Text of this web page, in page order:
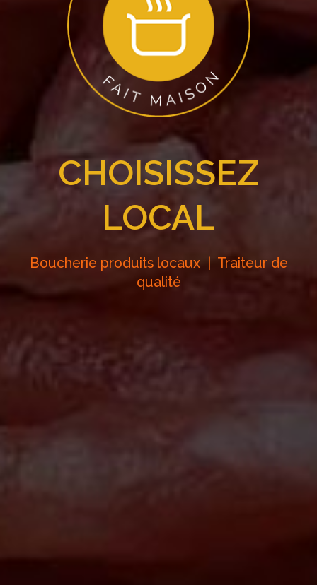
CHOISISSEZ
LOCAL
Boucherie produits locaux | Traiteur de
qualité